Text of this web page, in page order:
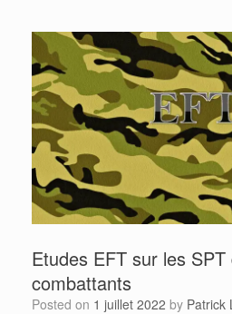
Etudes EFT sur les
combattants
Posted on 1 juillet 2022 by Patrick